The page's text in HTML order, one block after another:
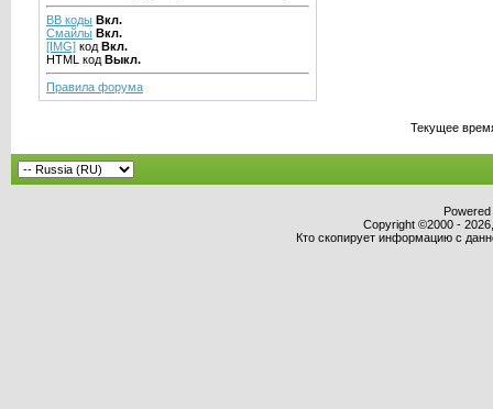
BB коды Вкл.
Смайлы Вкл.
[IMG]код Вкл.
HTML код Выкл.
Правила форума
Текущее
Copyright ©2000 -
Кто скопирует информацию с